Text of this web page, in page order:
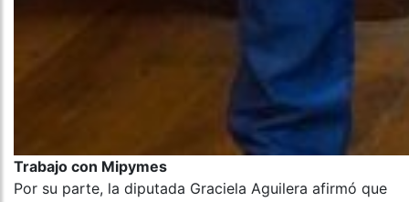
Trabajo con Mipymes
Por su parte, la diputada Graciela Aguilera afirmó que